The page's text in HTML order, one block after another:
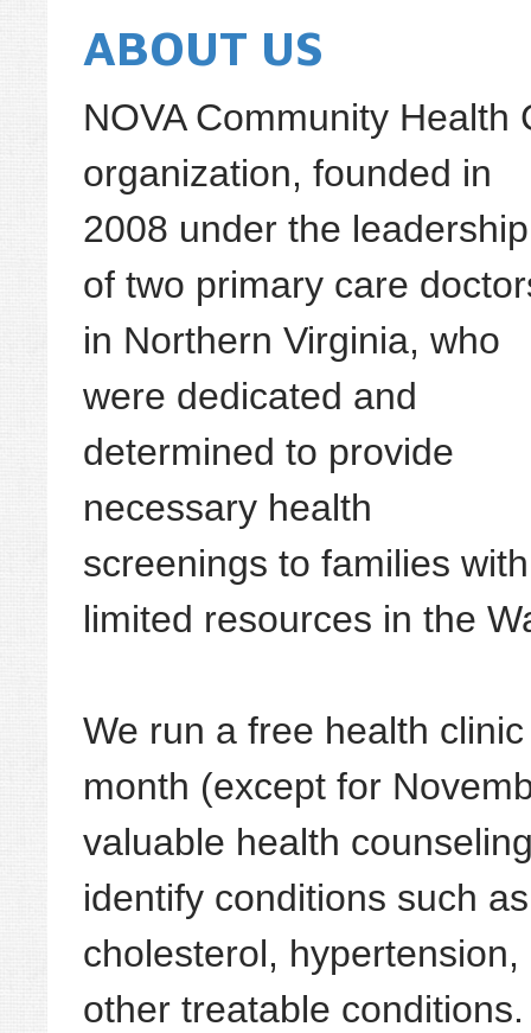
ABOUT US
NOVA Community
organization, founded in
2008 under the leadership
of two primary care
in Northern Virginia, who
were dedicated and
determined to provide
necessary health
screenings to families with
limited resources in the
We run a free health
month (except for
valuable health
identify conditions such
cholesterol,
other treatable